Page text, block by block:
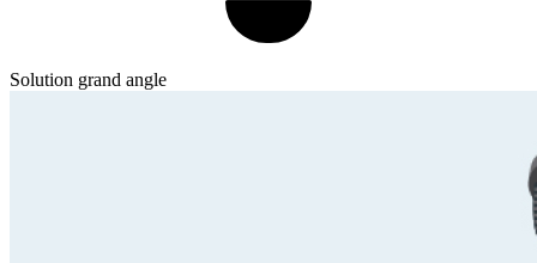
Solution grand angle